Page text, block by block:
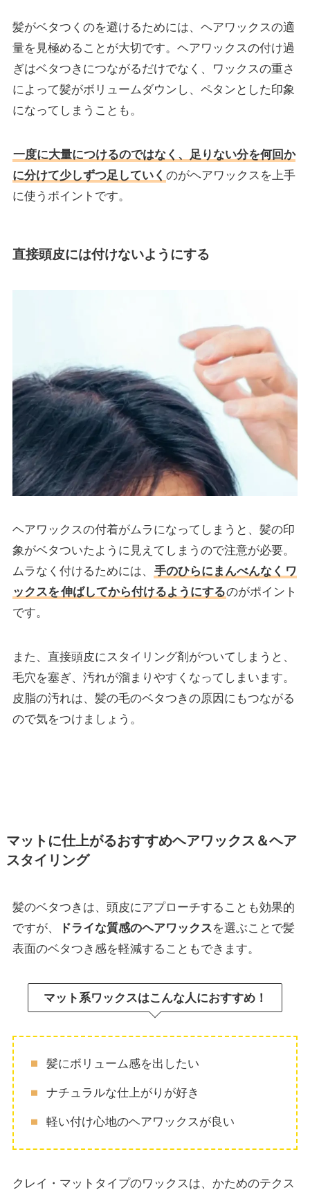
髪がベタつくのを避けるためには、ヘアワックスの適
量を見極めることが大切です。ヘアワックスの付け過
ぎはベタつきにつながるだけでなく、ワックスの重さ
によって髪がボリュームダウンし、ペタンとした印象
になってしまうことも。
一度に大量につけるのではなく、足りない分を何回か
に分けて少しずつ足していく のがヘアワックスを上手
に使うポイントです。
直接頭皮には付けないようにする
ヘアワックスの付着がムラになってしまうと、髪の印
象がベタついたように見えてしまうので注意が必要。
ムラなく付けるためには、 手のひらにまんべんなく ワ
ックスを伸ばしてから付けるようにするのがポイント
です。
また、直接頭皮にスタイリング剤がついてしまうと、
毛穴を塞ぎ、汚れが溜まりやすくなってしまいます。
皮脂の汚れは、髪の毛のベタつきの原因にもつながる
ので気をつけましょう。
マットに仕上がるおすすめヘアワックス＆ヘア
スタイリング
髪のベタつきは、頭皮にアプローチすることも効果的
ですが、
ドライな質感のヘアワックスを選ぶことで髪
表面のベタつき感を軽減することもできます。
マット系ワックスはこんな人におすすめ！
髪にボリューム感を出したい
ナチュラルな仕上がりが好き
軽い付け心地のヘアワックスが良い
クレイ・マットタイプのワックスは、かためのテクス